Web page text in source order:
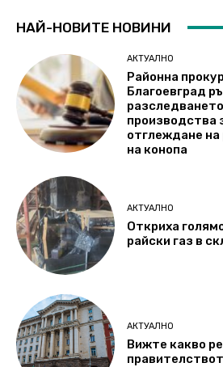
НАЙ-НОВИТЕ НОВИНИ
АКТУАЛНО
Районна
Благоевград
производства
отглеждане на
на конопа
АКТУАЛНО
Откриха
райски газ в
АКТУАЛНО
Вижте какво